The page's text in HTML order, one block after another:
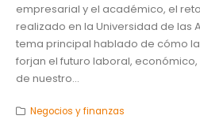
empresarial y el académico, el
realizado en la Universidad de las
tema principal hablado de cómo
forjan el futuro laboral,
de nuestro...
Negocios y finanzas